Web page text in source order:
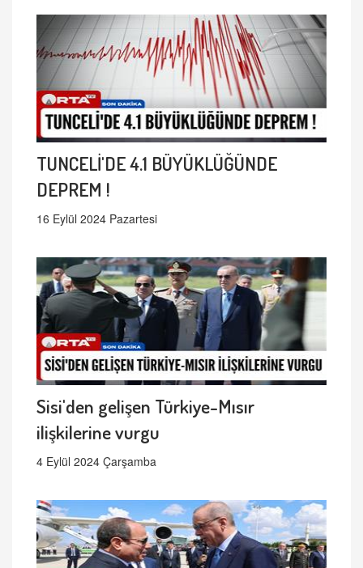
TUNCELİ'DE 4.1 BÜYÜKLÜĞÜNDE
DEPREM !
16 Eylül 2024 Pazartesi
Sisi'den gelişen Türkiye-Mısır
ilişkilerine vurgu
4 Eylül 2024 Çarşamba